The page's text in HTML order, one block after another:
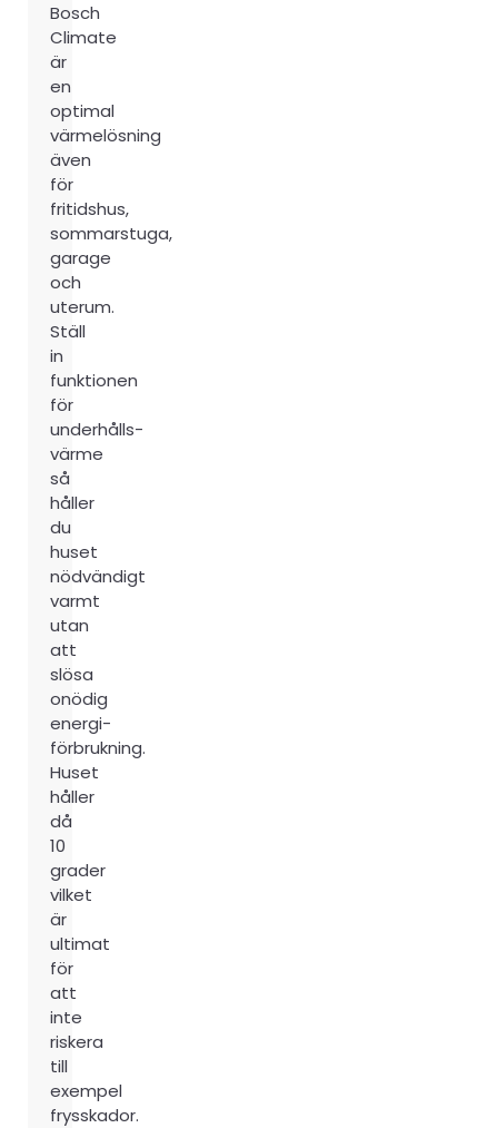
Bosch
Climate
är
en
optimal
värmelösning
även
för
fritidshus,
sommarstuga,
garage
och
uterum.
Ställ
in
funktionen
för
underhålls­
värme
så
håller
du
huset
nödvändigt
varmt
utan
att
slösa
onödig
energi­
förbrukning.
Huset
håller
då
10
grader
vilket
är
ultimat
för
att
inte
riskera
till
exempel
frysskador.